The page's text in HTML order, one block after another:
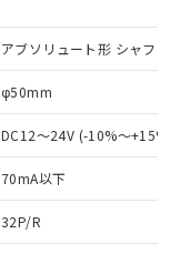
アブソリュート形 シャフト
φ50mm
DC12～24V (-10%～
70mA以下
32P/R